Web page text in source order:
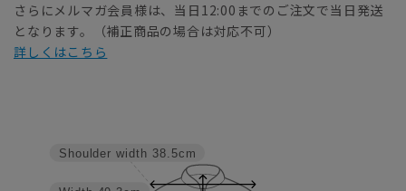
さらにメルマガ会員様は、当日12:00までのご注文で当日発送
となります。（補正商品の場合は対応不可）
詳しくはこちら
Shoulder width 38.5cm